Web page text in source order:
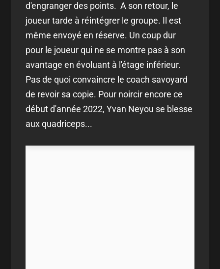
d'engranger des points. A son retour, le
joueur tarde à réintégrer le groupe. Il est
même envoyé en réserve. Un coup dur
pour le joueur qui ne se montre pas à son
avantage en évoluant à l'étage inférieur.
Pas de quoi convaincre le coach savoyard
de revoir sa copie. Pour noircir encore ce
début d'année 2022, Yvan Neyou se blesse
aux quadriceps...